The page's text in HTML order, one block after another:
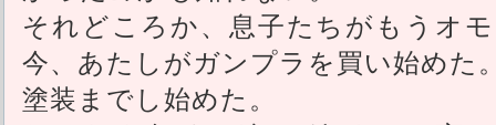
それどころか、息子たちがもうオ
今、あたしがガンプラを買い始めた
塗装までし始めた。